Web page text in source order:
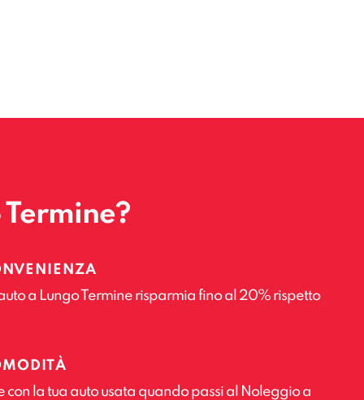
a Lungo Termine risparmia fino al 20% rispetto
con la tua auto usata quando passi al Noleggio a